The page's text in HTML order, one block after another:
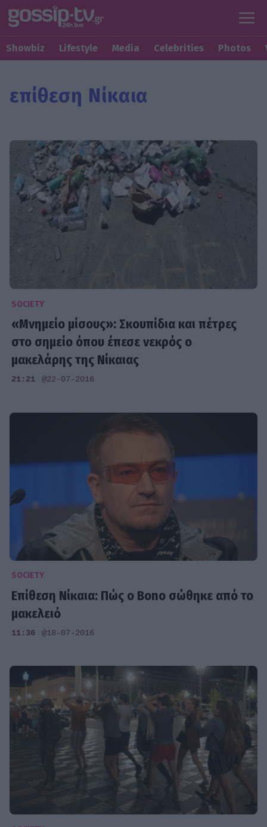
Showbiz Lifestyle Media Celebrities Photos
επίθεση Νίκαια
SOCIETY
«Μνημείο μίσους»: Σκουπίδια και πέτρες
στο σημείο όπου έπεσε νεκρός ο
μακελάρης της Νίκαιας
21:21 @22-07-2016
SOCIETY
Επίθεση Νίκαια: Πώς ο Bono σώθηκε από το
μακελειό
11:36 @18-07-2016